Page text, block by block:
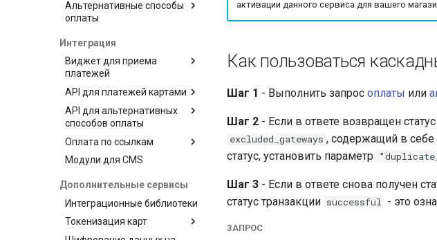
Интеграция
Альтернативные способы
оплаты
Pix
Skrill
Интеграция
Виджет для приема
платежей
Демо оплаты
Оплата через платежную
страницу
Интеграция виджета с
использованием токена
платежа
Интеграция виджета с
использованием
публичного ключа
Получение токена
API для платежей картами
Типы транзакций
Авторизация
Списание средств
Отмена авторизации
Оплата
Возврат средств
Оспоренный платеж
Статусы транзакций
Обработка ошибок
Асинхронный режим
Тестовые данные
API для альтернативных
способов оплаты
Типы транзакций
Оплата
Выплата средств
транзакции
Статусы транзакций
уведомления
Тестирование
Оплата по ссылкам
Управление продуктами и
кабинете
Управление продуктами и
Модули для CMS
Дополнительные сервисы
Интеграционные библиотеки
Токенизация карт
активации данного сервиса для вашего
Как пользоваться
Шаг 1 - Выполнить запрос оплаты или
Шаг 2 - Если в ответе возвращен
excluded_gateways , содержащий в себе
статус, установить параметр
Шаг 3 - Если в ответе снова получен
статус транзакции successful - это
ЗАПРОС